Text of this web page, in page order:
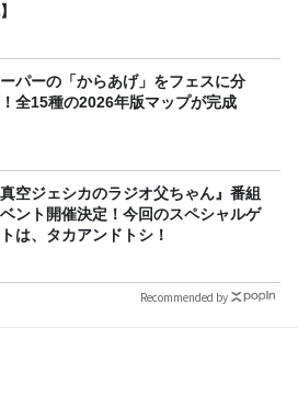
パーの「からあげ」をフェスに分
全15種の2026年版マップが完成
真空ジェシカのラジオ父ちゃん』番組
ント開催決定！今回のスペシャルゲ
は、タカアンドトシ！
Recommended by